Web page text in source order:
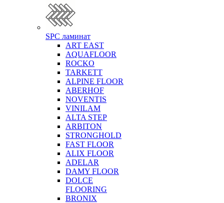
SPC ламинат
ART EAST
AQUAFLOOR
ROCKO
TARKETT
ALPINE FLOOR
ABERHOF
NOVENTIS
VINILAM
ALTA STEP
ARBITON
STRONGHOLD
FAST FLOOR
ALIX FLOOR
ADELAR
DAMY FLOOR
DOLCE
FLOORING
BRONIX